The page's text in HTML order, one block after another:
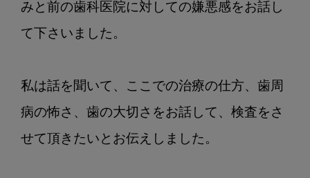
みと前の歯科医院に対しての嫌悪感をお話し
て下さいました。
私は話を聞いて、ここでの治療の仕方、歯周
病の怖さ、歯の大切さをお話して、検査をさ
せて頂きたいとお伝えしました。